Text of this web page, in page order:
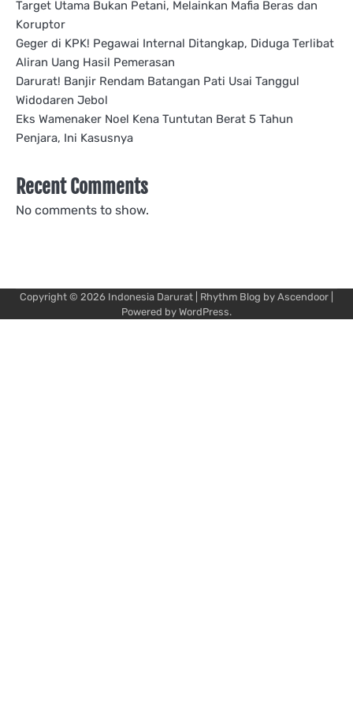
Target Utama Bukan Petani, Melainkan Mafia Beras dan
Koruptor
Geger di KPK! Pegawai Internal Ditangkap, Diduga Terlibat
Aliran Uang Hasil Pemerasan
Darurat! Banjir Rendam Batangan Pati Usai Tanggul
Widodaren Jebol
Eks Wamenaker Noel Kena Tuntutan Berat 5 Tahun
Penjara, Ini Kasusnya
Recent Comments
No comments to show.
Copyright © 2026 Indonesia Darurat | Rhythm Blog by Ascendoor
Powered by WordPress.